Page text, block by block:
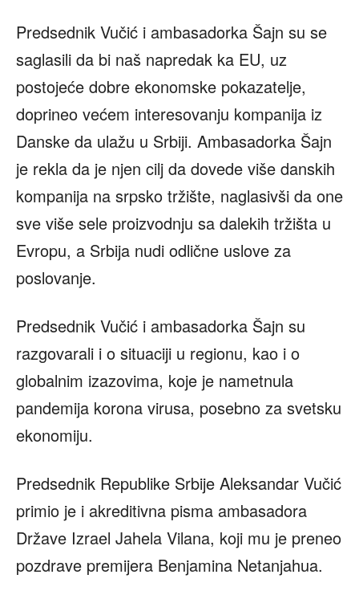
Predsednik Vučić i ambasadorka Šajn su se
saglasili da bi naš napredak ka EU, uz
postojeće dobre ekonomske pokazatelje,
doprineo većem interesovanju kompanija iz
Danske da ulažu u Srbiji. Ambasadorka Šajn
je rekla da je njen cilj da dovede više danskih
kompanija na srpsko tržište, naglasivši da one
sve više sele proizvodnju sa dalekih tržišta u
Evropu, a Srbija nudi odlične uslove za
poslovanje.
Predsednik Vučić i ambasadorka Šajn su
razgovarali i o situaciji u regionu, kao i o
globalnim izazovima, koje je nametnula
pandemija korona virusa, posebno za svetsku
ekonomiju.
Predsednik Republike Srbije Aleksandar Vučić
primio je i akreditivna pisma ambasadora
Države Izrael Jahela Vilana, koji mu je preneo
pozdrave premijera Benjamina Netanjahua.